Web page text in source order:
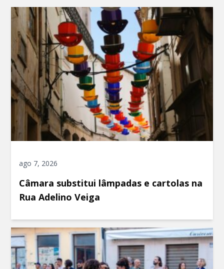
ago 7, 2026
Câmara substitui lâmpadas e cartolas na
Rua Adelino Veiga